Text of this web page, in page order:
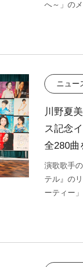
へ～」の
ニュー
川野夏
ス記念
全280曲
演歌歌手
テル』の
ーティー